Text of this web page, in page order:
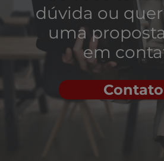
dúvida ou
uma
em
Contato